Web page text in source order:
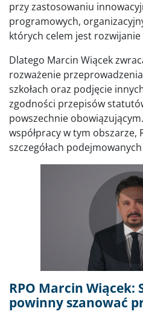
przy zastosowaniu
programowych,
których celem jest
Dlatego Marcin Wiącek
rozważenie
szkołach oraz podjęcie
zgodności przepisów
powszechnie
współpracy w tym obszarze,
szczegółach podejmowanych
RPO Marcin Wiącek:
powinny szanować